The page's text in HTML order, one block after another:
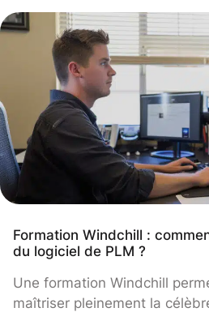
Formation Windchill :
du logiciel de PLM ?
Une formation Windchill
maîtriser pleinement la